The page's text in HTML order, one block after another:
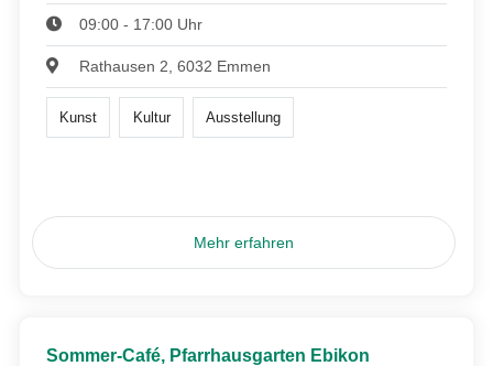
09:00 - 17:00 Uhr
Rathausen 2, 6032 Emmen
Kunst Kultur Ausstellung
Mehr erfahren
Sommer-Café, Pfarrhausgarten Ebikon